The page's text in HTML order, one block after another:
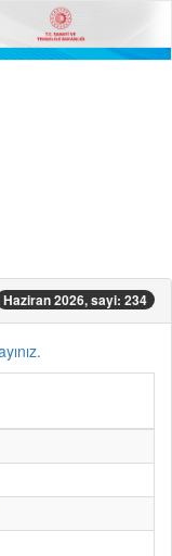
Haziran 2026, sayi: 234